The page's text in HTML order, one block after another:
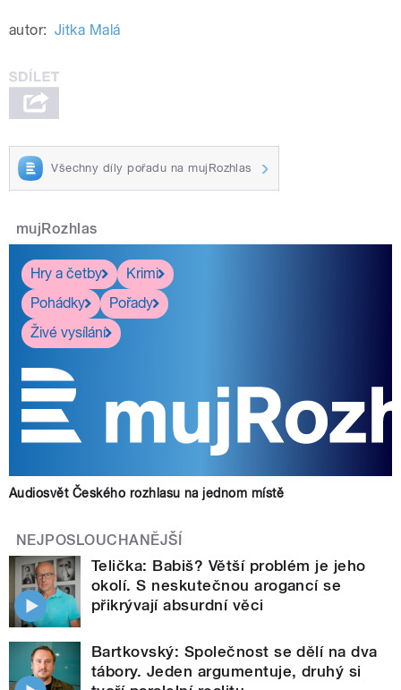
autor: Jitka Malá
Všechny díly pořadu na mujRozhlas
mujRozhlas
Hry a četby
Krimi
Pohádky
Pořady
Živé vysílání
Audiosvět Českého rozhlasu na jednom místě
NEJPOSLOUCHANĚJŠÍ
Telička: Babiš? Větší problém je jeho
okolí. S neskutečnou arogancí se
přikrývají absurdní věci
Bartkovský: Společnost se dělí na dva
tábory. Jeden argumentuje, druhý si